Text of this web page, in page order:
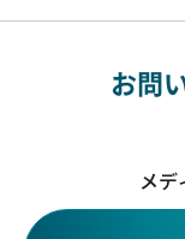
お問
メデ